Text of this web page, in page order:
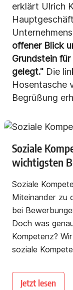
erklärt Ulrich
offener Blick
Grundstein
gelegt." Die
Hosentasche
Begrüßung
Soziale
wichtigsten
Soziale
Miteinander zu
bei
Doch was
Kompetenz?
soziale
Jetzt lesen